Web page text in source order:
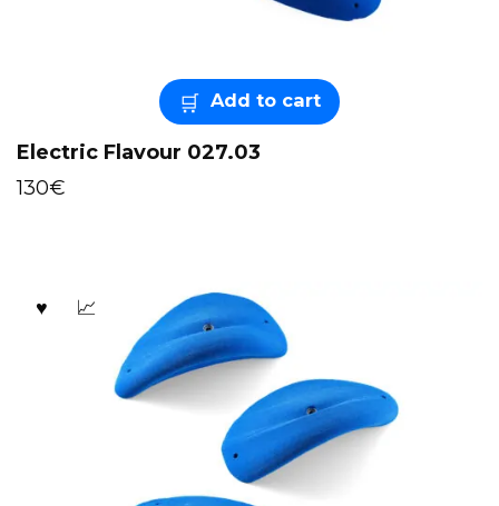
Add to cart
Electric Flavour 027.03
130€